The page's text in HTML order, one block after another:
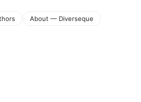
About — Diverseque